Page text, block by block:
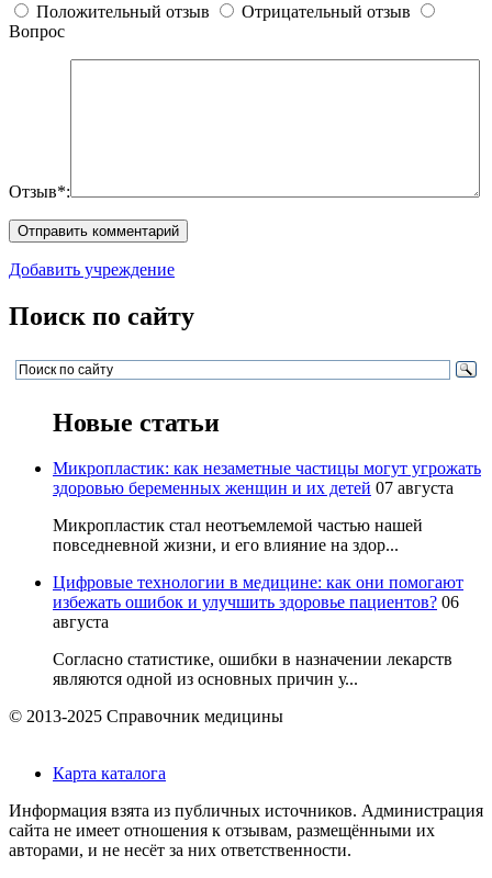
Положительный отзыв
Отрицательный отзыв
Вопрос
Отзыв*:
Добавить учреждение
Поиск по сайту
Новые статьи
Микропластик: как незаметные частицы могут угрожать
здоровью беременных женщин и их детей 07 августа
Микропластик стал неотъемлемой частью нашей
повседневной жизни, и его влияние на здор...
Цифровые технологии в медицине: как они помогают
избежать ошибок и улучшить здоровье пациентов? 06
августа
Согласно статистике, ошибки в назначении лекарств
являются одной из основных причин у...
© 2013-2025 Справочник медицины
Карта каталога
Информация взята из публичных источников. Администрация
сайта не имеет отношения к отзывам, размещёнными их
авторами, и не несёт за них ответственности.